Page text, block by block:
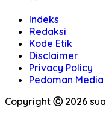
Indeks
Redaksi
Kode Etik
Disclaimer
Privacy Policy
Pedoman
Copyright Ⓒ 2026